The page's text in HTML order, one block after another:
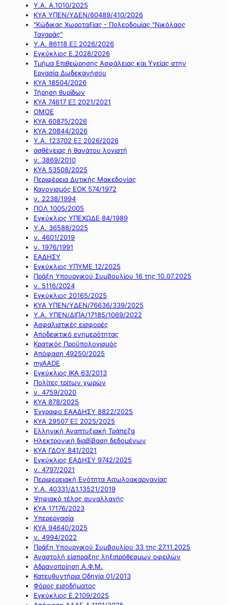
Υ.Α. Α.1010/2025
ΚΥΑ ΥΠΕΝ/ΥΔΕΝ/60489/410/2026
"Κώδικας Χωροταξίας - Πολεοδομίας "Νικόλαος
Ταγαράς"
Υ.Α. 86118 ΕΞ 2026/2026
Εγκύκλιος Ε.2028/2026
Τμήμα Επιθεώρησης Ασφάλειας και Υγείας στην
Εργασία Δωδεκανήσου
ΚΥΑ 18504/2026
Τήρηση θυρίδων
ΚΥΑ 74617 ΕΞ 2021/2021
ΟΜΟΕ
ΚΥΑ 60875/2026
ΚΥΑ 20844/2026
Υ.Α. 123702 ΕΞ 2026/2026
ασθένειας ή θανάτου λογιστή
ν. 3869/2010
ΚΥΑ 53508/2025
Περιφέρεια Δυτικής Μακεδονίας
Κανονισμός ΕΟΚ 574/1972
ν. 2238/1994
ΠΟΛ 1005/2005
Εγκύκλιος ΥΠΕΧΩΔΕ 84/1989
Υ.Α. 36588/2025
ν. 4601/2019
ν. 1976/1991
ΕΑΔΗΣΥ
Εγκύκλιος ΥΠΥΜΕ 12/2025
Πράξη Υπουργικού Συμβουλίου 16 της 10.07.2025
ν. 5116/2024
Εγκύκλιος 20165/2025
ΚΥΑ ΥΠΕΝ/ΥΔΕΝ/76636/339/2025
Υ.Α. ΥΠΕΝ/ΔΙΠΑ/17185/1069/2022
Ασφαλιστικές εισφορές
Αποδεικτικό ενημερότητας
Κρατικός Προϋπολογισμός
Απόφαση 49250/2025
myAADE
Εγκύκλιος ΙΚΑ 63/2013
Πολίτες τρίτων χωρών
ν. 4759/2020
ΚΥΑ 878/2025
Έγγραφο ΕΑΑΔΗΣΥ 8822/2025
ΚΥΑ 29507 ΕΞ 2025/2025
Ελληνική Αναπτυξιακή Τράπεζα
Ηλεκτρονική διαβίβαση δεδομένων
ΚΥΑ ΓΔΟΥ 841/2021
Εγκύκλιος ΕΑΔΗΣΥ 9742/2025
ν. 4797/2021
Περιφερειακή Ενότητα Αιτωλοακαρνανίας
Υ.Α. 40331/Δ1.13521/2019
Ψηφιακό τέλος συναλλαγής
ΚΥΑ 17176/2023
Υπερεργασία
ΚΥΑ 94640/2025
ν. 4994/2022
Πράξη Υπουργικού Συμβουλίου 33 της 27.11.2025
Αναστολή είσπραξης ληξιπρόθεσμων οφειλών
Αδρανοποίηση Α.Φ.Μ.
Κατευθυντήρια Οδηγία 01/2013
Φόρος εισοδήματος
Εγκύκλιος Ε.2109/2025